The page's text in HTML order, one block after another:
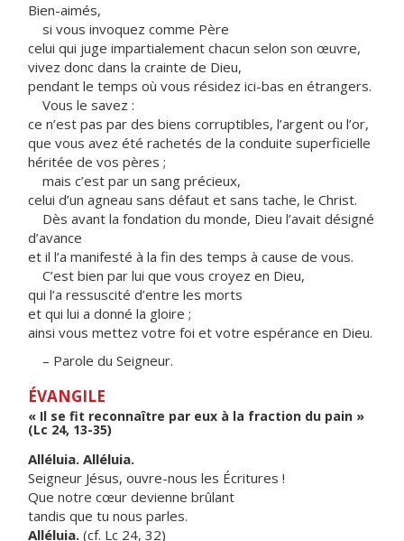
Bien-aimés,
si vous invoquez comme Père
celui qui juge impartialement chacun selon son œuvre,
vivez donc dans la crainte de Dieu,
pendant le temps où vous résidez ici-bas en étrangers.
Vous le savez :
ce n’est pas par des biens corruptibles, l’argent ou l’or,
que vous avez été rachetés de la conduite superficielle
héritée de vos pères ;
mais c’est par un sang précieux,
celui d’un agneau sans défaut et sans tache, le Christ.
Dès avant la fondation du monde, Dieu l’avait désigné
d’avance
et il l’a manifesté à la fin des temps à cause de vous.
C’est bien par lui que vous croyez en Dieu,
qui l’a ressuscité d’entre les morts
et qui lui a donné la gloire ;
ainsi vous mettez votre foi et votre espérance en Dieu.
– Parole du Seigneur.
ÉVANGILE
« Il se fit reconnaître par eux à la fraction du pain »
(Lc 24, 13-35)
Alléluia. Alléluia.
Seigneur Jésus, ouvre-nous les Écritures !
Que notre cœur devienne brûlant
tandis que tu nous parles.
Alléluia. (cf. Lc 24, 32)